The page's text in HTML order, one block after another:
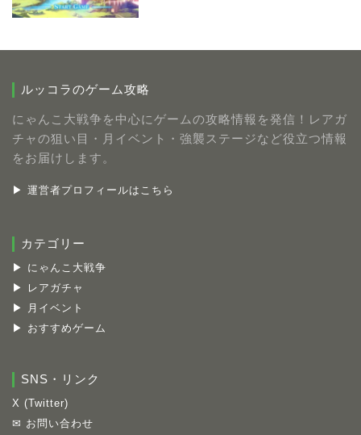
ルッコラのゲーム攻略
にゃんこ大戦争を中心にゲームの攻略情報を発信！レアガ
チャの狙い目・月イベント・強襲ステージなど役立つ情報
をお届けします。
▶ 運営者プロフィールはこちら
カテゴリー
▶ にゃんこ大戦争
▶ レアガチャ
▶ 月イベント
▶ おすすめゲーム
SNS・リンク
X (Twitter)
✉ お問い合わせ